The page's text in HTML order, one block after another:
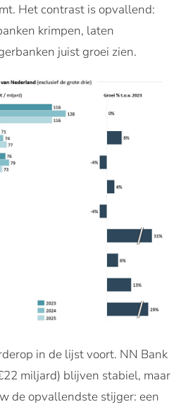
Het contrast is opvallend:
krimpen, laten
juist groei zien.
in de lijst voort. NN Bank
miljard) blijven stabiel, maar
de opvallendste stijger: een